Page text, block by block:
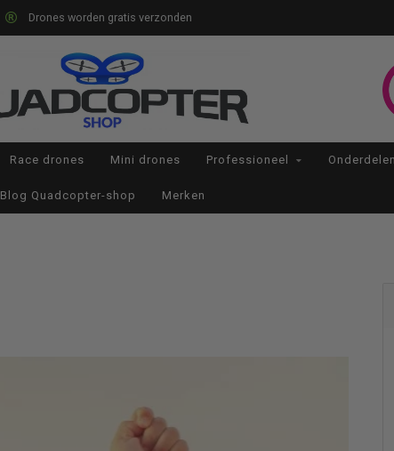
Op werkdagen voor 22:00 besteld, morgen in huis*
Race drones Mini drones Professioneel Onderdelen
Blog Quadcopter-shop Merken